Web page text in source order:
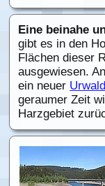
Eine beinahe
gibt es in den
Flächen dieser
ausgewiesen.
ein neuer Urwald
geraumer Zeit
Harzgebiet